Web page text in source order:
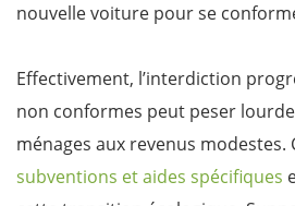
nouvelle voiture pour se
Effectivement, l’interdiction
non conformes peut peser
ménages aux revenus modestes.
subventions et aides spécifiques